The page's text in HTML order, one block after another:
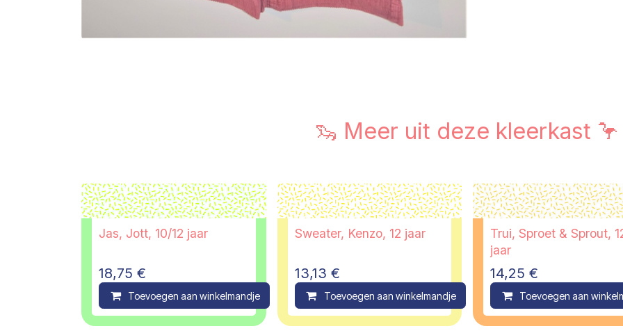
🦦 Meer uit deze kleerkast 🦩
Jas, Jott, 10/12 jaar
18,75 €
Toevoegen aan winkelmandje Compare
Sweater, Kenzo, 12 jaar
13,13 €
Toevoegen aan winkelmandje Compare
Trui, Sproet & Sprout,
jaar
14,25 €
Toevoegen aan